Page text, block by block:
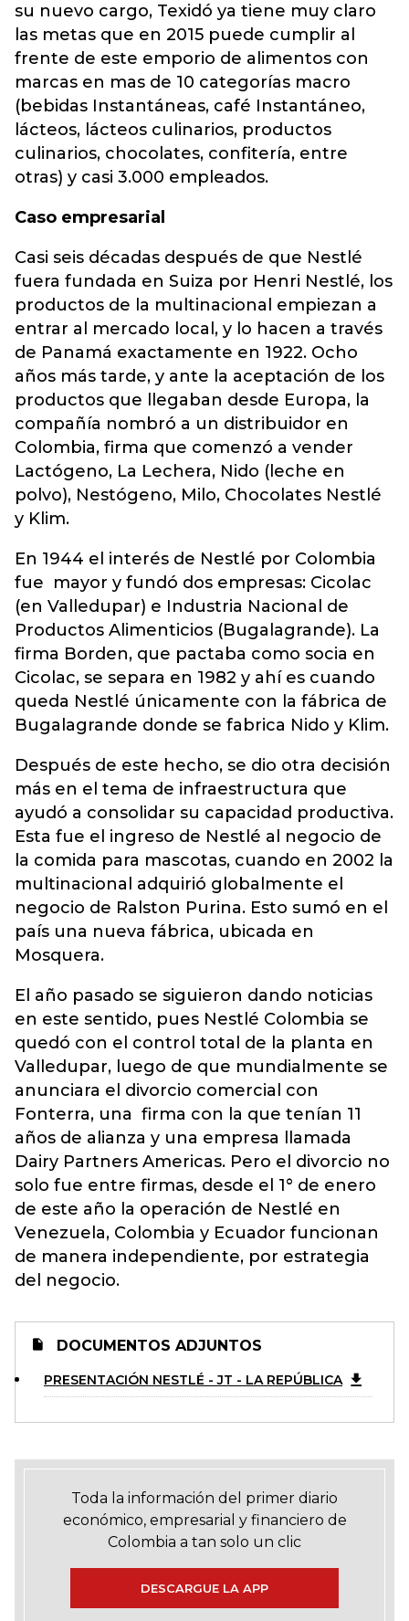
su nuevo cargo, Texidó ya tiene muy claro
las metas que en 2015 puede cumplir al
frente de este emporio de alimentos con
marcas en mas de 10 categorías macro
(bebidas Instantáneas, café Instantáneo,
lácteos, lácteos culinarios, productos
culinarios, chocolates, confitería, entre
otras) y casi 3.000 empleados.
Caso empresarial
Casi seis décadas después de que Nestlé
fuera fundada en Suiza por Henri Nestlé, los
productos de la multinacional empiezan a
entrar al mercado local, y lo hacen a través
de Panamá exactamente en 1922. Ocho
años más tarde, y ante la aceptación de los
productos que llegaban desde Europa, la
compañía nombró a un distribuidor en
Colombia, firma que comenzó a vender
Lactógeno, La Lechera, Nido (leche en
polvo), Nestógeno, Milo, Chocolates Nestlé
y Klim.
En 1944 el interés de Nestlé por Colombia
fue mayor y fundó dos empresas: Cicolac
(en Valledupar) e Industria Nacional de
Productos Alimenticios (Bugalagrande). La
firma Borden, que pactaba como socia en
Cicolac, se separa en 1982 y ahí es cuando
queda Nestlé únicamente con la fábrica de
Bugalagrande donde se fabrica Nido y Klim.
Después de este hecho, se dio otra decisión
más en el tema de infraestructura que
ayudó a consolidar su capacidad productiva.
Esta fue el ingreso de Nestlé al negocio de
la comida para mascotas, cuando en 2002 la
multinacional adquirió globalmente el
negocio de Ralston Purina. Esto sumó en el
país una nueva fábrica, ubicada en
Mosquera.
El año pasado se siguieron dando noticias
en este sentido, pues Nestlé Colombia se
quedó con el control total de la planta en
Valledupar, luego de que mundialmente se
anunciara el divorcio comercial con
Fonterra, una firma con la que tenían 11
años de alianza y una empresa llamada
Dairy Partners Americas. Pero el divorcio no
solo fue entre firmas, desde el 1° de enero
de este año la operación de Nestlé en
Venezuela, Colombia y Ecuador funcionan
de manera independiente, por estrategia
del negocio.
DOCUMENTOS ADJUNTOS
PRESENTACIÓN NESTLÉ - JT - LA REPÚBLICA
Toda la información del primer diario
económico, empresarial y financiero de
Colombia a tan solo un clic
DESCARGUE LA APP